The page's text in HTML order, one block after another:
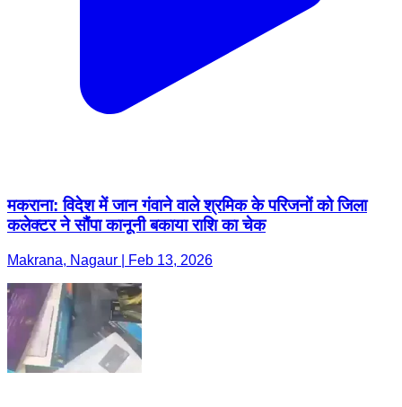
मकराना: विदेश में जान गंवाने वाले श्रमिक के परिजनों को जिला
कलेक्टर ने सौंपा कानूनी बकाया राशि का चेक
Makrana, Nagaur | Feb 13, 2026